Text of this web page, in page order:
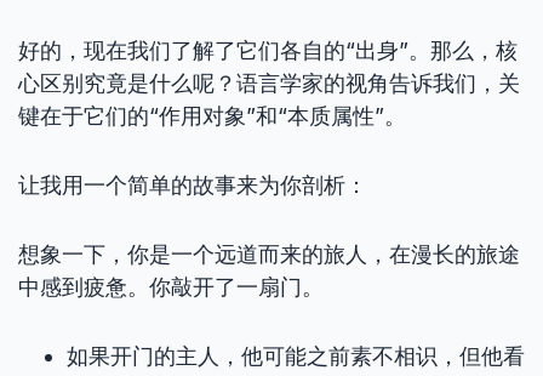
好的，现在我们了解了它们各自的“出身”。那么，核
心区别究竟是什么呢？语言学家的视角告诉我们，关
键在于它们的“作用对象”和“本质属性”。
让我用一个简单的故事来为你剖析：
想象一下，你是一个远道而来的旅人，在漫长的旅途
中感到疲惫。你敲开了一扇门。
如果开门的主人，他可能之前素不相识，但他看